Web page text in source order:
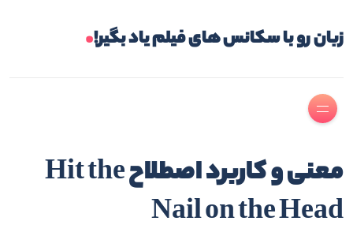
زبان رو با سکانس های فیلم یاد بگیر!.
معنی و کاربرد اصطلاح Hit the
Nail on the Head